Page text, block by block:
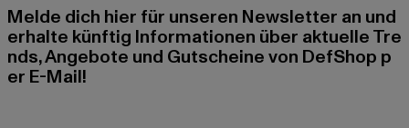
Melde dich hier für unseren Newsletter an und
erhalte künftig Informationen über aktuelle Tre
nds, Angebote und Gutscheine von DefShop p
er E-Mail!